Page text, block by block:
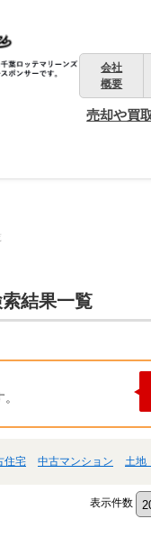
会社
概要
売却や買
結果一覧
住宅 中古マンション 土地
表示件数